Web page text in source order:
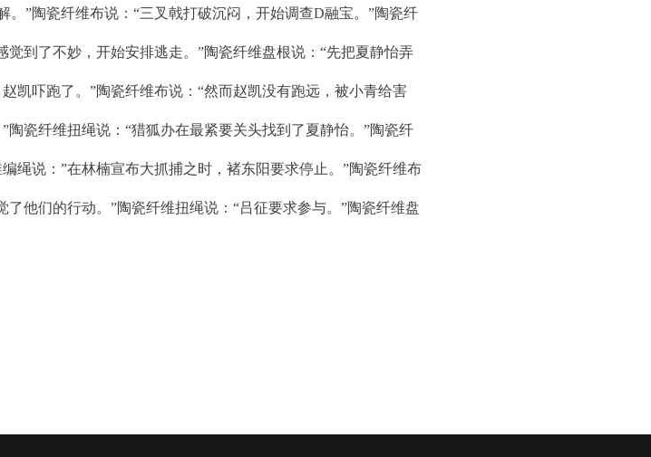
”陶瓷纤维布说：“三叉戟打破沉闷，开始调查D融宝。”陶瓷纤
到了不妙，开始安排逃走。”陶瓷纤维盘根说：“先把夏静怡弄
凯吓跑了。”陶瓷纤维布说：“然而赵凯没有跑远，被小青给害
瓷纤维扭绳说：“猎狐办在最紧要关头找到了夏静怡。”陶瓷纤
绳说：”在林楠宣布大抓捕之时，褚东阳要求停止。”陶瓷纤维布
他们的行动。”陶瓷纤维扭绳说：“吕征要求参与。”陶瓷纤维盘